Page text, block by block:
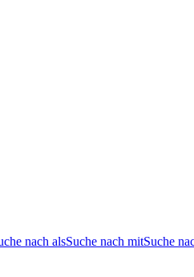
nach alsSuche nach mitSuche